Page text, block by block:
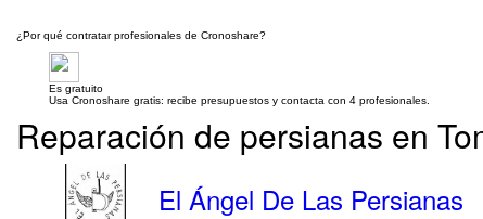
¿Por qué contratar profesionales de Cronoshare?
Es gratuito
Usa Cronoshare gratis: recibe presupuestos y contacta con 4 profesionales.
Reparación de persianas en
El Ángel De Las Persianas